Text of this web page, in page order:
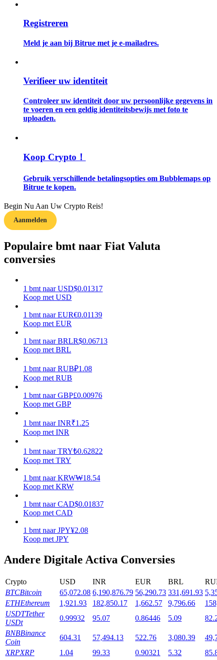
Gids
Futures-startgids
Leer hoe u winstgevend kunt blijven
Verdienen
Macht varkentje
Uitzetten
Hoog rendement en directe toegang
Flexibel staken om populaire tokens te verdienen.
Registreren
Meld je aan bij Bitrue met je e-mailadres.
Verifieer uw identiteit
Controleer uw identiteit door uw persoonlijke gegevens in
te voeren en een geldig identiteitsbewijs met foto te
uploaden.
Koop Crypto！
Gebruik verschillende betalingsopties om Bubblemaps op
Bitrue te kopen.
Begin Nu Aan Uw Crypto Reis!
Aanmelden
Populaire bmt naar Fiat Valuta
conversies
1 bmt naar USD$0.01317
Koop met USD
1 bmt naar EUR€0.01139
Koop met EUR
1 bmt naar BRLR$0.06713
Koop met BRL
1 bmt naar RUB₽1.08
Koop met RUB
1 bmt naar GBP£0.00976
Koop met GBP
1 bmt naar INR₹1.25
Koop met INR
1 bmt naar TRY₺0.62822
Koop met TRY
1 bmt naar KRW₩18.54
Koop met KRW
1 bmt naar CAD$0.01837
Koop met CAD
1 bmt naar JPY¥2.08
Koop met JPY
Andere Digitale Activa Conversies
Crypto USD INR EUR BRL
BTCBitcoin 65,072.08 6,190,876.79 56,290.73 331,691.93
ETHEthereum 1,921.93 182,850.17 1,662.57 9,796.66
USDTTether
USDt
0.99932 95.07 0.86446 5.09
BNBBinance
Coin
604.31 57,494.13 522.76 3,080.39
XRPXRP 1.04 99.33 0.90321 5.32